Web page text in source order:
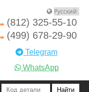
(812) 325-55-10
(499) 678-29-90
Telegram
WhatsApp